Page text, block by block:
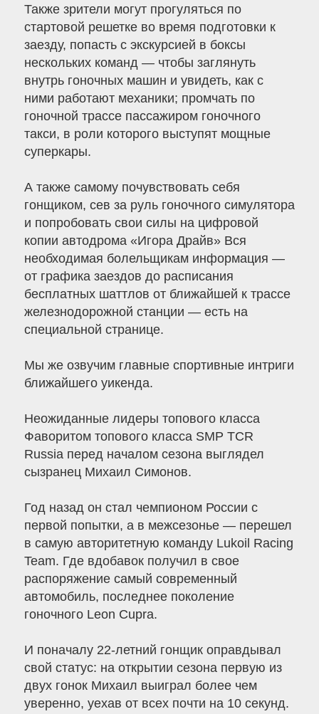
Также зрители могут прогуляться по
стартовой решетке во время подготовки к
заезду, попасть с экскурсией в боксы
нескольких команд — чтобы заглянуть
внутрь гоночных машин и увидеть, как с
ними работают механики; промчать по
гоночной трассе пассажиром гоночного
такси, в роли которого выступят мощные
суперкары.
А также самому почувствовать себя
гонщиком, сев за руль гоночного симулятора
и попробовать свои силы на цифровой
копии автодрома «Игора Драйв» Вся
необходимая болельщикам информация —
от графика заездов до расписания
бесплатных шаттлов от ближайшей к трассе
железнодорожной станции — есть на
специальной странице.
Мы же озвучим главные спортивные интриги
ближайшего уикенда.
Неожиданные лидеры топового класса
Фаворитом топового класса SMP TCR
Russia перед началом сезона выглядел
сызранец Михаил Симонов.
Год назад он стал чемпионом России с
первой попытки, а в межсезонье — перешел
в самую авторитетную команду Lukoil Racing
Team. Где вдобавок получил в свое
распоряжение самый современный
автомобиль, последнее поколение
гоночного Leon Cupra.
И поначалу 22-летний гонщик оправдывал
свой статус: на открытии сезона первую из
двух гонок Михаил выиграл более чем
уверенно, уехав от всех почти на 10 секунд.